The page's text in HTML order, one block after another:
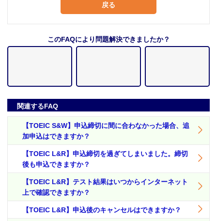
戻る
このFAQにより問題解決できましたか？
関連するFAQ
【TOEIC S&W】申込締切に間に合わなかった場合、追
加申込はできますか？
【TOEIC L&R】申込締切を過ぎてしまいました。締切
後も申込できますか？
【TOEIC L&R】テスト結果はいつからインターネット
上で確認できますか？
【TOEIC L&R】申込後のキャンセルはできますか？